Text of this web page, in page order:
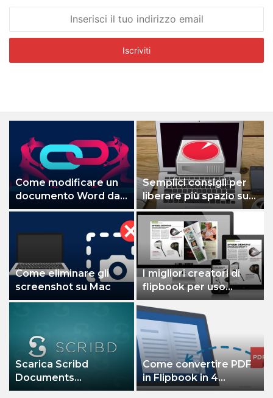
Come modificare un
documento Word da
Sola lettura a Normale
Semplici consigli per
liberare più spazio sul
tuo Mac
Come eliminare gli
screenshot su Mac
I migliori creatori di
flipbook per uso
professionale e
personale
Scarica Scribd
Documents
gratuitamente:
Come convertire PDF
in Flipbook in 4
semplici passaggi